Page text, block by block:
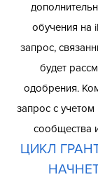
обучения на
запрос,
будет
одобрения.
запрос с
сообщества
ЦИКЛ